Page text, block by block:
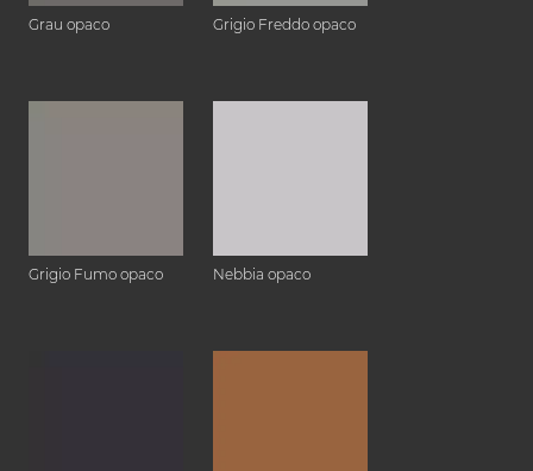
Grau opaco Grigio Freddo opaco
Grigio Fumo opaco Nebbia opaco